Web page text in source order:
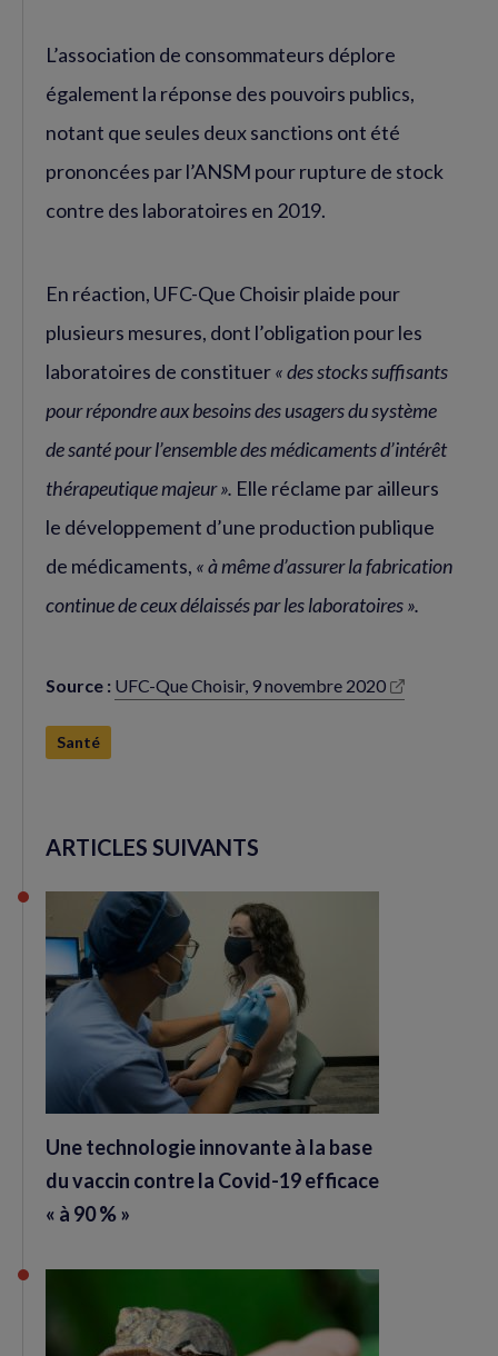
L’association de consommateurs déplore
également la réponse des pouvoirs publics,
notant que seules deux sanctions ont été
prononcées par l’ANSM pour rupture de stock
contre des laboratoires en 2019.
En réaction, UFC-Que Choisir plaide pour
plusieurs mesures, dont l’obligation pour les
laboratoires de constituer« des stocks suffisants
pour répondre aux besoins des usagers du système
de santé pour l’ensemble des médicaments d’intérêt
thérapeutique majeur ». Elle réclame par ailleurs
le développement d’une production publique
de médicaments, « à même d’assurer la fabrication
continue de ceux délaissés par les laboratoires ».
Source : UFC-Que Choisir, 9 novembre 2020
(nouvelle
Santé
ARTICLES SUIVANTS
Une technologie innovante à la base
du vaccin contre la Covid-19 efficace
« à 90 % »